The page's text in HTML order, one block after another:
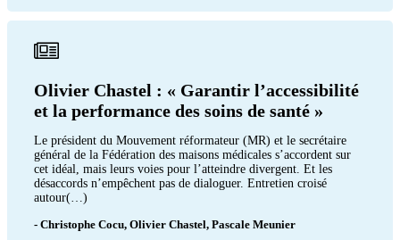
Olivier Chastel : « Garantir l’accessibilité
et la performance des soins de santé »
Le président du Mouvement réformateur (MR) et le secrétaire
général de la Fédération des maisons médicales s’accordent sur
cet idéal, mais leurs voies pour l’atteindre divergent. Et les
désaccords n’empêchent pas de dialoguer. Entretien croisé
autour(…)
- Christophe Cocu, Olivier Chastel, Pascale Meunier